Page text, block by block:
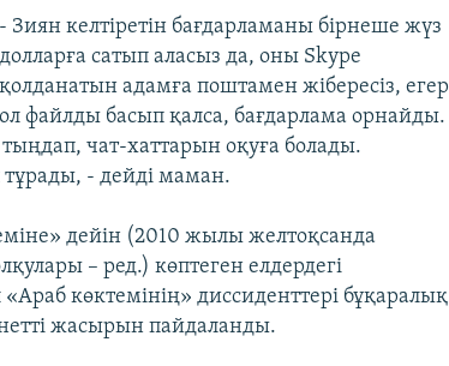
- Зиян келтіретін бағдарламаны бірнеше жүз
долларға сатып аласыз да, оны Skype
қолданатын адамға поштамен жібересіз, егер
ол файлды басып қалса, бағдарлама орнайды.
чат-хаттарын оқуға болады.
- дейді маман.
дейін (2010 жылы желтоқсанда
– ред.) көптеген елдердегі
көктемінің» диссиденттері бұқаралық
жасырын пайдаланды.